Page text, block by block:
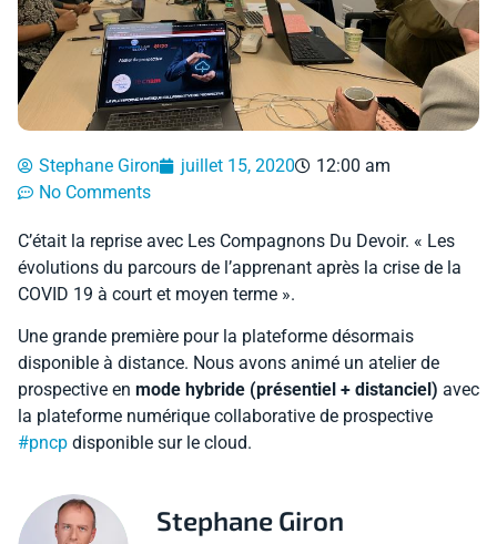
Stephane Giron juillet 15, 2020
12:00 am
No Comments
C’était la reprise avec Les Compagnons Du Devoir. « Les
évolutions du parcours de l’apprenant après la crise de la
COVID 19 à court et moyen terme ».
Une grande première pour la plateforme désormais
disponible à distance. Nous avons animé un atelier de
prospective en mode hybride (présentiel + distanciel) avec
la plateforme numérique collaborative de prospective
#pncp disponible sur le cloud.
Stephane Giron